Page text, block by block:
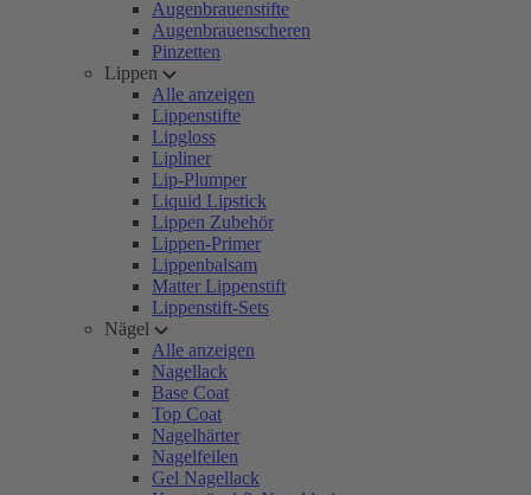
Augenbrauenstifte
Augenbrauenscheren
Pinzetten
Lippen
Alle anzeigen
Lippenstifte
Lipgloss
Lipliner
Lip-Plumper
Liquid Lipstick
Lippen Zubehör
Lippen-Primer
Lippenbalsam
Matter Lippenstift
Lippenstift-Sets
Nägel
Alle anzeigen
Nagellack
Base Coat
Top Coat
Nagelhärter
Nagelfeilen
Gel Nagellack